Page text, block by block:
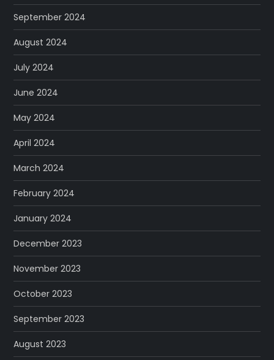
September 2024
August 2024
July 2024
June 2024
May 2024
April 2024
March 2024
February 2024
January 2024
December 2023
November 2023
October 2023
September 2023
August 2023